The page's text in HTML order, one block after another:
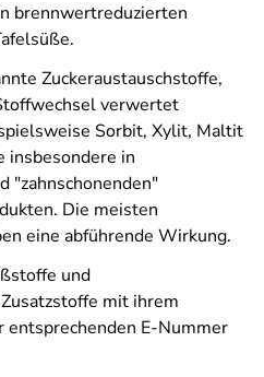
brennwertreduzierten
Zuckeraustauschstoffe,
verwertet
Sorbit, Xylit, Maltit
insbesondere in
"zahnschonenden"
Die meisten
eine abführende Wirkung.
und
mit ihrem
entsprechenden E-Nummer